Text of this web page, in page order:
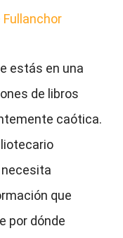
estás en una
de libros
caótica.
que
por dónde